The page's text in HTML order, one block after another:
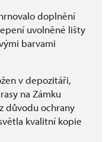
doplnění
uvolněné lišty
barvami
v depozitáři,
na Zámku
důvodu ochrany
kvalitní kopie